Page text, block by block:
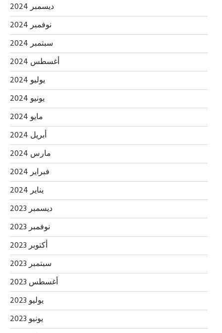
ديسمبر 2024
نوفمبر 2024
سبتمبر 2024
أغسطس 2024
يوليو 2024
يونيو 2024
مايو 2024
أبريل 2024
مارس 2024
فبراير 2024
يناير 2024
ديسمبر 2023
نوفمبر 2023
أكتوبر 2023
سبتمبر 2023
أغسطس 2023
يوليو 2023
يونيو 2023